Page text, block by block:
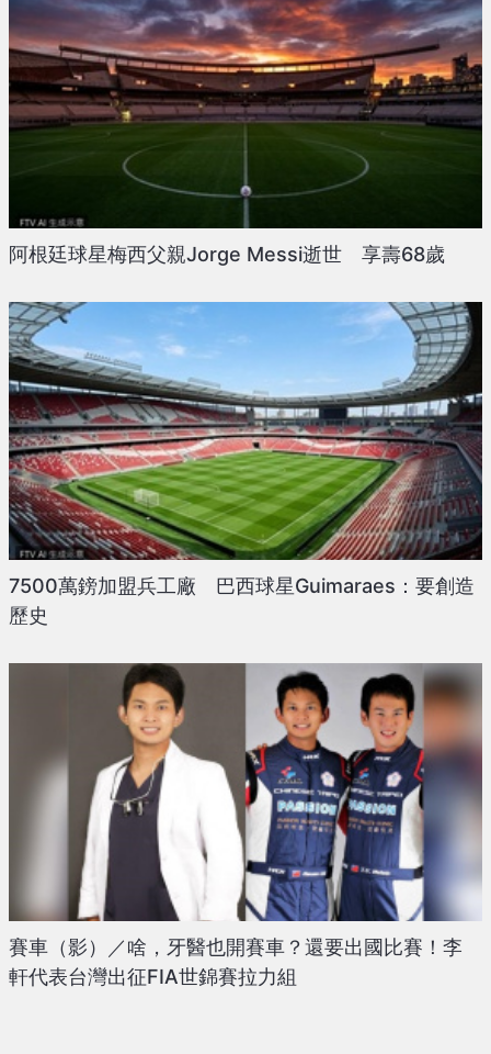
阿根廷球星梅西父親Jorge Messi逝世 享壽68歲
7500萬鎊加盟兵工廠 巴西球星Guimaraes：要創造
歷史
賽車（影）／啥，牙醫也開賽車？還要出國比賽！李
軒代表台灣出征FIA世錦賽拉力組